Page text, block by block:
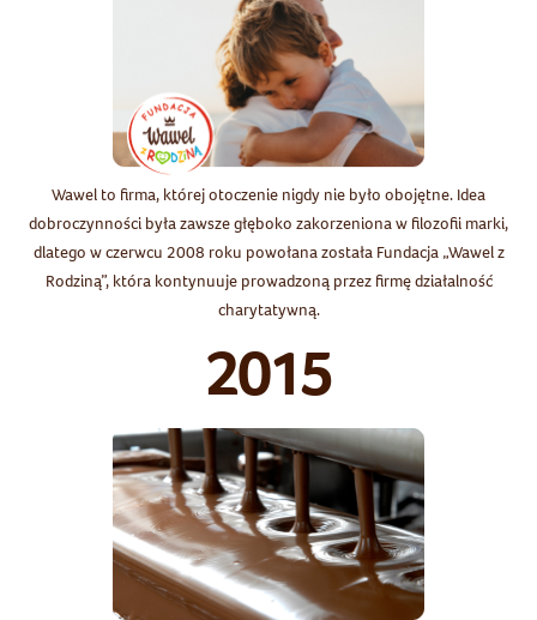
Wawel to firma, której otoczenie nigdy nie było obojętne. Idea
dobroczynności była zawsze głęboko zakorzeniona w filozofii marki,
dlatego w czerwcu 2008 roku powołana została Fundacja „Wawel z
Rodziną”, która kontynuuje prowadzoną przez firmę działalność
charytatywną.
2015